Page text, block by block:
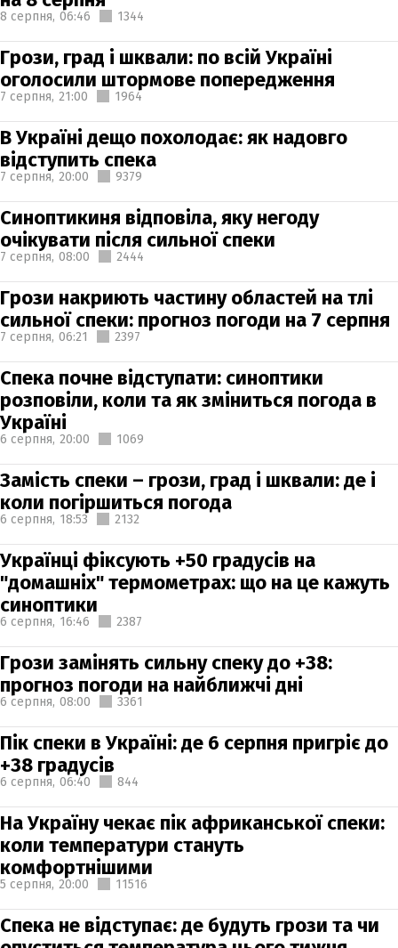
8 серпня, 06:46 1344
Грози, град і шквали: по всій Україні
оголосили штормове попередження
7 серпня, 21:00 1964
В Україні дещо похолодає: як надовго
відступить спека
7 серпня, 20:00 9379
Синоптикиня відповіла, яку негоду
очікувати після сильної спеки
7 серпня, 08:00 2444
Грози накриють частину областей на тлі
сильної спеки: прогноз погоди на 7 серпня
7 серпня, 06:21 2397
Спека почне відступати: синоптики
розповіли, коли та як зміниться погода в
Україні
6 серпня, 20:00 1069
Замість спеки – грози, град і шквали: де і
коли погіршиться погода
6 серпня, 18:53 2132
Українці фіксують +50 градусів на
"домашніх" термометрах: що на це кажуть
синоптики
6 серпня, 16:46 2387
Грози замінять сильну спеку до +38:
прогноз погоди на найближчі дні
6 серпня, 08:00 3361
Пік спеки в Україні: де 6 серпня пригріє до
+38 градусів
6 серпня, 06:40 844
На Україну чекає пік африканської спеки:
коли температури стануть
комфортнішими
5 серпня, 20:00 11516
Спека не відступає: де будуть грози та чи